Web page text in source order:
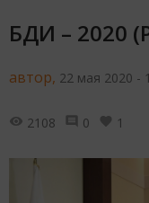
БДИ – 2020
автор, 22 мая 2020 -
2108 0 1